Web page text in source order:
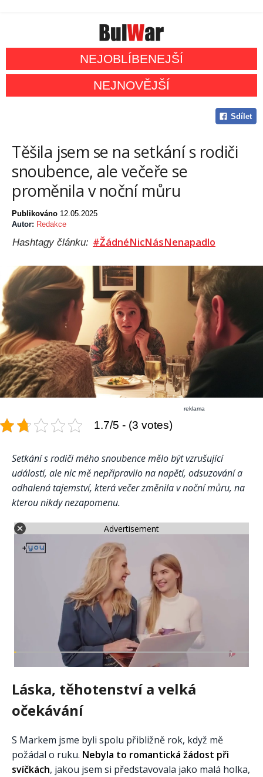
NEJOBLÍBENEJŠÍ
NEJNOVĚJŠÍ
Sdílet
Těšila jsem se na setkání s rodiči
snoubence, ale večeře se
proměnila v noční můru
Publikováno 12.05.2025
Autor: Redakce
Hashtagy článku: #ŽádnéNicNásNenapadlo
reklama
1.7/5 - (3 votes)
Setkání s rodiči mého snoubence mělo být vzrušující
událostí, ale nic mě nepřipravilo na napětí, odsuzování a
odhalená tajemství, která večer změnila v noční můru, na
kterou nikdy nezapomenu.
Advertisement
Láska, těhotenství a velká
očekávání
S Markem jsme byli spolu přibližně rok, když mě
požádal o ruku. Nebyla to romantická žádost při
svíčkách, jakou jsem si představovala jako malá holka,